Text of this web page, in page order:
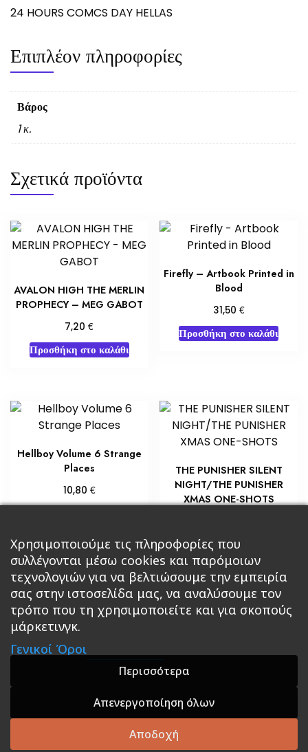
24 HOURS COMCS DAY HELLAS
Επιπλέον πληροφορίες
Βάρος
1 κ.
Σχετικά προϊόντα
AVALON HIGH THE MERLIN
PROPHECY – MEG GABOT
7,20€
Προσθήκη στο καλάθι
Firefly – Artbook Printed in
Blood
31,50 €
Προσθήκη στο καλάθι
Hellboy Volume 6 Strange
Places
10,80 €
THE PUNISHER SILENT
NIGHT/THE PUNISHER
XMAS ONE-SHOTS
Διαβάστε περισσότερα
Κεντρική Βιβλία
Roleplaying Games Ψυχαγωγία Εκδόσεις Βάρδος
Σε Προσφορά
A theme by GradientThemes - A theme by Gradient
Themes
Χρησιμοποιούμε τις πληροφορίες που
συλλέγονται μέσω cookies και παρόμοιων
τεχνολογιών για να βελτιώσουμε την εμπειρία
σας στην ιστοσελίδα μας, να αναλύσουμε τον
τρόπο που τη χρησιμοποιείτε και για σκοπούς
μάρκετινγκ.
Γενικοί Όροι
Περισσότερα
Απενεργοποίηση όλων
Αποδοχή